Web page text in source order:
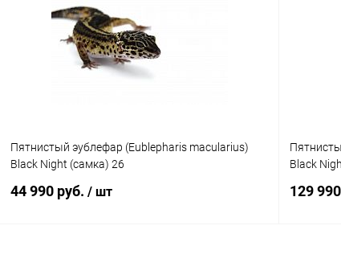
Купить в 1 клик
В избранное
Пятнистый эублефар (Eublepharis macularius)
Black Night (самка) 26
44 990 руб. / шт
Black
129